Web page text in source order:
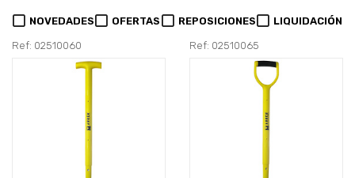
NOVEDADES OFERTAS REPOSICIONES LIQUIDACIÓN
Ref: 02510060 Ref: 02510065